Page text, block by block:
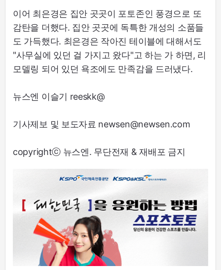
이어 최은경은 집안 곳곳이 포토존인 풍경으로 또
감탄을 더했다. 집안 곳곳에 독특한 개성의 소품들
도 가득했다. 최은경은 작아진 테이블에 대해서도
"사무실에 있던 걸 가지고 왔다"고 하는 가 하면, 리
모델링 되어 있던 욕조에도 만족감을 드러냈다.
뉴스엔 이슬기 reeskk@
기사제보 및 보도자료 newsen@newsen.com
copyrightⓒ 뉴스엔. 무단전재 & 재배포 금지